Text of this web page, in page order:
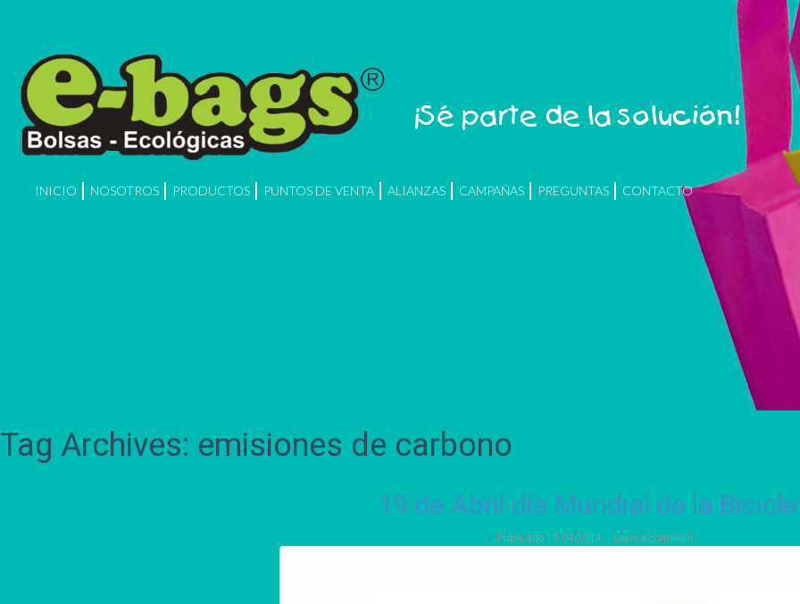
¡Sé parte de la solución!
INICIO NOSOTROS PRODUCTOS PUNTOS DE VENTA ALIANZAS CAMPAÑAS PREGUNTAS CONTACTO
Tag Archives: emisiones de carbono
19 de Abril día Mundial de la
Publicado 19 04 2014 Leave a comment